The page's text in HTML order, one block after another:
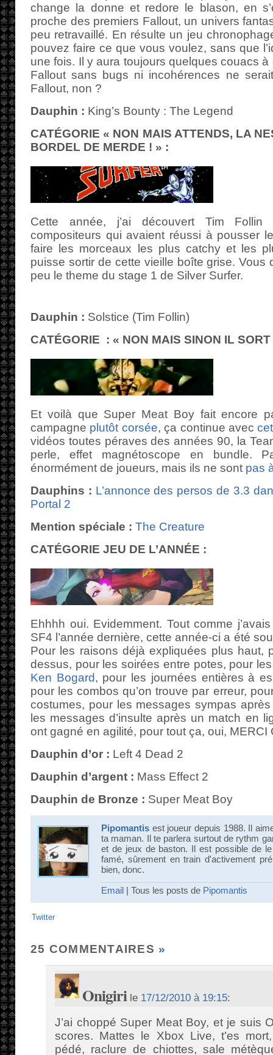
change la donne et redore le blason, en
proche des premiers Fallout, un univers
peu retravaillé. En résulte un jeu
pouvez faire ce que vous voulez, sans que
une fois. Il y aura toujours quelques couacs
Fallout sans bugs ni incohérences ne
Fallout, non ?
Dauphin : King’s Bounty : The Legend
CATÉGORIE « NON MAIS ATTENDS, LA
BORDEL DE MERDE ! » :
Cette année, j’ai découvert Tim
compositeurs qui avaient réussi à pousser
faire les morceaux les plus catchy et les
puisse sortir de cette vieille boîte grise. Vous
peu le theme du stage 1 de Silver Surfer.
Dauphin : Solstice (Tim Follin)
CATÉGORIE : « NON MAIS SINON IL
Et voilà que Super Meat Boy fait encore
campagne plutôt corsée, ça continue avec
vidéos toutes péraves des années 90, la
perle, effet magnétoscope en bundle.
énormément de joueurs, mais ils ne sont pas
Dauphins : L’annonce des persos de 3.3
Portal 2
Mention spéciale : The Creature
CATÉGORIE JEU DE L’ANNÉE :
Ehhhh oui. Evidemment. Tout comme
SF4 l’année dernière, cette année-ci a été
Pour les raisons déjà expliquées plus haut,
dessus, pour les soirées entre potes, pour
Ken Bogard, pour les journées entières à
pour les combos qu’on trouve par erreur,
costumes, pour les messages sympas
les messages d’insulte après un match en
ont gagné en agilité, pour tout ça, oui, MERCI
Dauphin d’or : Left 4 Dead 2
Dauphin d’argent : Mass Effect 2
Dauphin de Bronze : Super Meat Boy
Pipomantis est joueur depuis 1988. Il
ta maman. Il te parlera surtout de rythm
et de jeux de baston. Il est possible de
famé, sûrement en train d'activement
bien, donc.
Email | Tous les posts de Pipomantis
Twitter
25 COMMENTAIRES »
Onigirile 17/12/2010 à 19:15:
J’ai choppé Super Meat Boy, et je suis
scores. Mattes le Xbox Live, t’es
pédé, raclure de chiottes, sale